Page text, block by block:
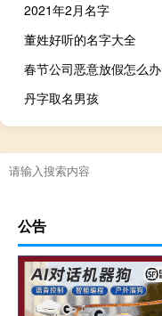
2021年2月名字
董姓好听的名字大全
春节公司恶意放假怎么办
丹字取名男孩
公告